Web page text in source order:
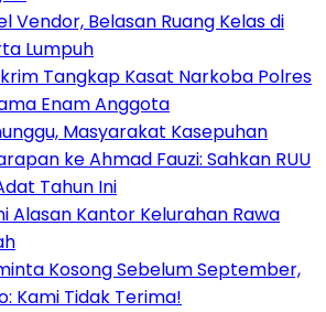
Vendor, Belasan Ruang Kelas di
Lumpuh
Tangkap Kasat Narkoba Polres
Enam Anggota
Masyarakat Kasepuhan
ke Ahmad Fauzi: Sahkan RUU
Tahun Ini
Alasan Kantor Kelurahan Rawa
Kosong Sebelum September,
Kami Tidak Terima!